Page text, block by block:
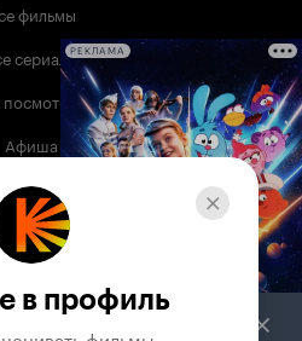
фильмы
сериалы
Афиша
Музыка
поддержки
РЕКЛАМА
в профиль